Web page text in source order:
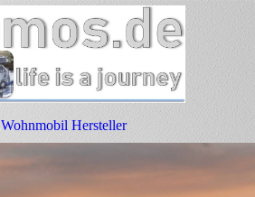
Wohnmobil Hersteller